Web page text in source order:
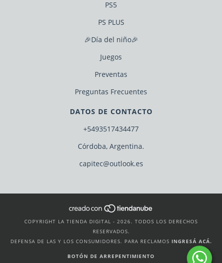
PS5
PS PLUS
🎉Día del niño🎉
Juegos
Preventas
Preguntas Frecuentes
DATOS DE CONTACTO
+5493517434477
Córdoba, Argentina.
capitec@outlook.es
COPYRIGHT LA TIENDA DIGITAL - 2026. TODOS LOS DERECHOS
RESERVADOS.
DEFENSA DE LAS Y LOS CONSUMIDORES. PARA RECLAMOS INGRESÁ ACÁ.
BOTÓN DE ARREPENTIMIENTO